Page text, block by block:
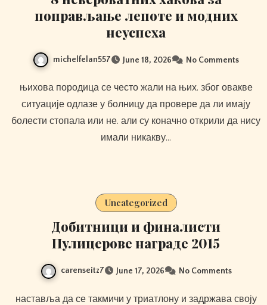
поправљање лепоте и модних
неуспеха
michelfelan557 June 18, 2026 No Comments
њихова породица се често жали на њих. због овакве
ситуације одлазе у болницу да провере да ли имају
болести стопала или не. али су коначно открили да нису
имали никакву…
Uncategorized
Добитници и финалисти
Пулицерове награде 2015
carenseitz7 June 17, 2026 No Comments
наставља да се такмичи у триатлону и задржава своју